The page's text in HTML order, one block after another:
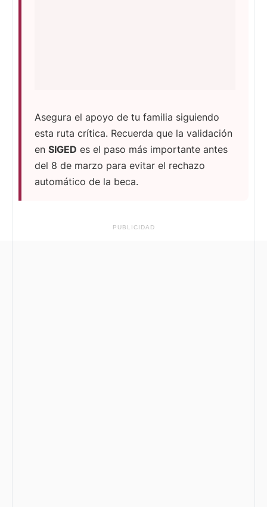
Asegura el apoyo de tu familia siguiendo
esta ruta crítica. Recuerda que la validación
en SIGED es el paso más importante antes
del 8 de marzo para evitar el rechazo
automático de la beca.
PUBLICIDAD